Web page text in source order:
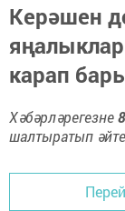
Керәшен
карап
Хәбәрләрегезне
шалтыратып